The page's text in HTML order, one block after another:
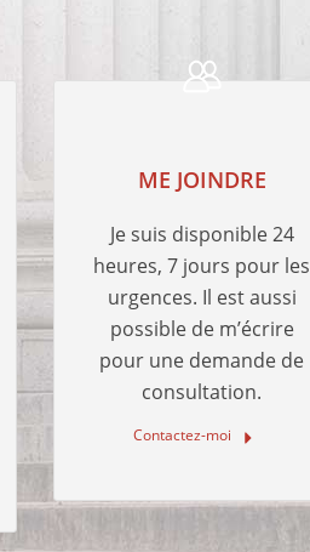
ME JOINDRE
Je suis disponible 24
heures, 7 jours pour les
urgences. Il est aussi
possible de m’écrire
pour une demande de
consultation.
Contactez-moi